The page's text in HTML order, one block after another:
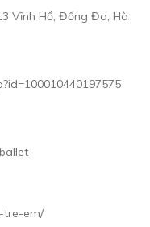
Vĩnh Hồ, Đống Đa, Hà
tre-em/